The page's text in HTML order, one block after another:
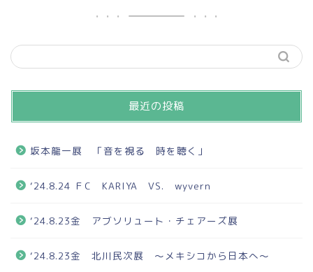
最近の投稿
坂本龍一展 「音を視る 時を聴く」
‘24.8.24 ＦC KARIYA VS. wyvern
‘24.8.23金 アブソリュート・チェアーズ展
‘24.8.23金 北川民次展 ～メキシコから日本へ～